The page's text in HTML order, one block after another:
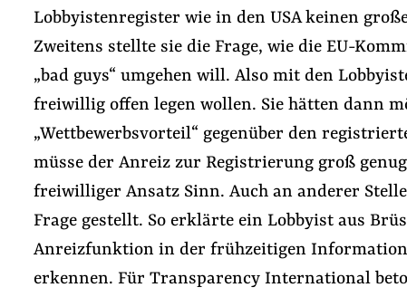
Folge Uns
FacebookMastodonBlueskyInstagram
Lobbyistenregister wie in den USA keinen
Zweitens stellte sie die Frage, wie die EU-
„bad guys“ umgehen will. Also mit den
freiwillig offen legen wollen. Sie hätten dann
„Wettbewerbsvorteil“ gegenüber den
müsse der Anreiz zur Registrierung groß
freiwilliger Ansatz Sinn. Auch an anderer
Frage gestellt. So erklärte ein Lobbyist aus
Anreizfunktion in der frühzeitigen
erkennen. Für Transparency International